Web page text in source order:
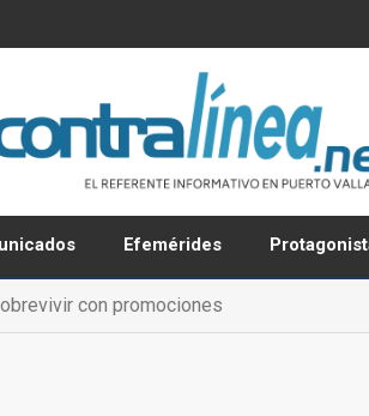
Efemérides
con promociones